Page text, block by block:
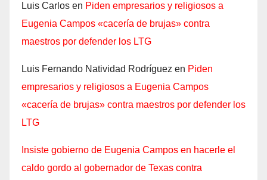
Luis Carlos en Piden empresarios y religiosos a
Eugenia Campos «cacería de brujas» contra
maestros por defender los LTG
Luis Fernando Natividad Rodríguez en Piden
empresarios y religiosos a Eugenia Campos
«cacería de brujas» contra maestros por defender los
LTG
Insiste gobierno de Eugenia Campos en hacerle el
caldo gordo al gobernador de Texas contra